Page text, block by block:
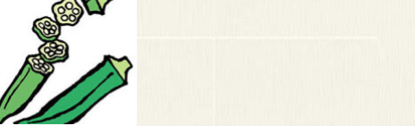
介します。家でやってい
らえです。 レタス レタ
ごと全部を食べやすい大
ぎります。その後水洗い
状態で冷蔵庫に保管しま
スは、元気がなくなって
のお湯につけるとシャッ